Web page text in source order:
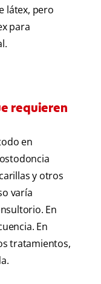
látex, pero
para
requieren
en
y otros
varía
En
En
tratamientos,